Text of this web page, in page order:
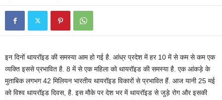
इन दिनों थायरॉइड की समस्या आम हो गई है. आंध्र प्रदेश में हर 10 में से कम से कम एक
व्यक्ति इससे प्रभावित है. 8 में से एक महिला को थायरॉइड की समस्या है. एक आंकड़े के
मुताबिक लगभग 42 मिलियन भारतीय थायरॉइड विकारों से प्रभावित हैं. आज यानी 25 मई
को विश्व थायरॉइड दिवस, है. इस मौके पर देश भर में थायरॉइड से जुड़े रोग और इसकी